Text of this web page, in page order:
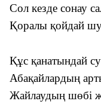
Сол кезде сонау
Қоралы қойдай
Құс қанатындай
Абақайлардың
Жайлаудың шөбі